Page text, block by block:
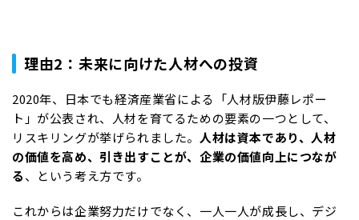
理由2：未来に向けた人材への投資
2020年、日本でも経済産業省による「人材版伊藤レポー
ト」が公表され、人材を育てるための要素の一つとして、
リスキリングが挙げられました。 人材は資本であり、人材
の価値を高め、引き出すことが、企業の価値向上につなが
る、という考え方です。
これからは企業努力だけでなく、一人一人が成長し、デジ